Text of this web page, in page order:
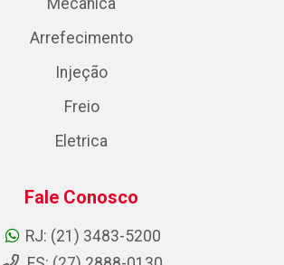
Mecânica
Arrefecimento
Injeção
Freio
Eletrica
Fale Conosco
RJ: (21) 3483-5200